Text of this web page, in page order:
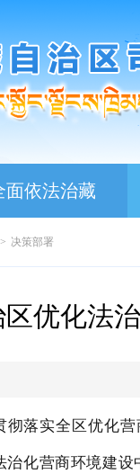
面依法治藏
> 决策部署
区优化法
彻落实全区优化
治化营商环境建